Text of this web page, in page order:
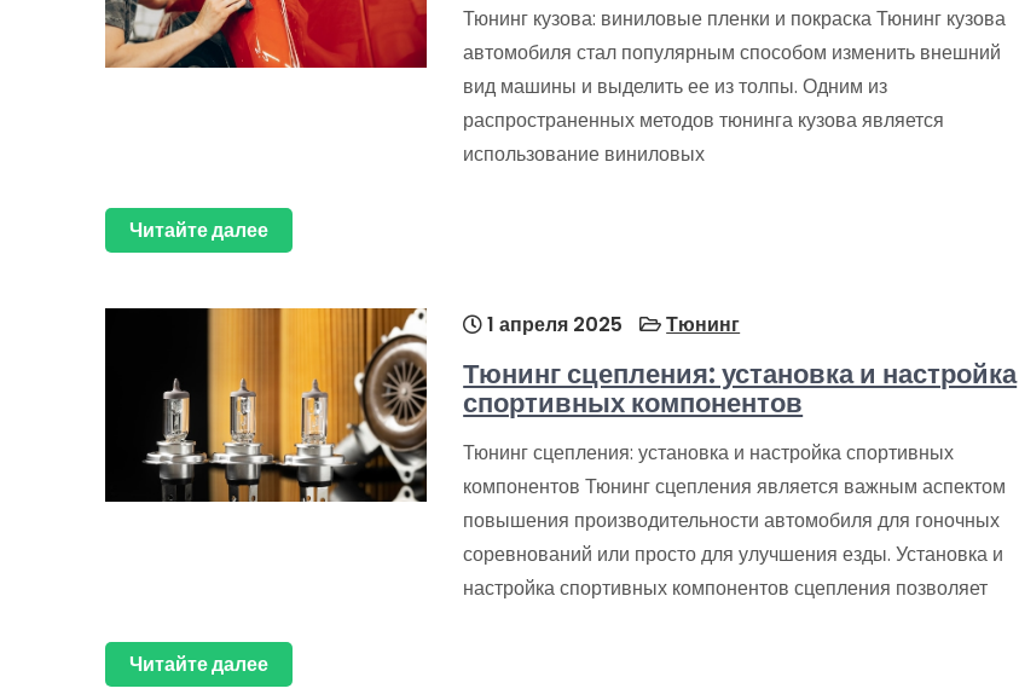
Тюнинг кузова: виниловые пленки и покраска Тюнинг кузова
автомобиля стал популярным способом изменить внешний
вид машины и выделить ее из толпы. Одним из
распространенных методов тюнинга кузова является
использование виниловых
Читайте далее
1 апреля 2025 Тюнинг
Тюнинг сцепления: установка и настройка
спортивных компонентов
Тюнинг сцепления: установка и настройка спортивных
компонентов Тюнинг сцепления является важным аспектом
повышения производительности автомобиля для гоночных
соревнований или просто для улучшения езды. Установка и
настройка спортивных компонентов сцепления позволяет
Читайте далее